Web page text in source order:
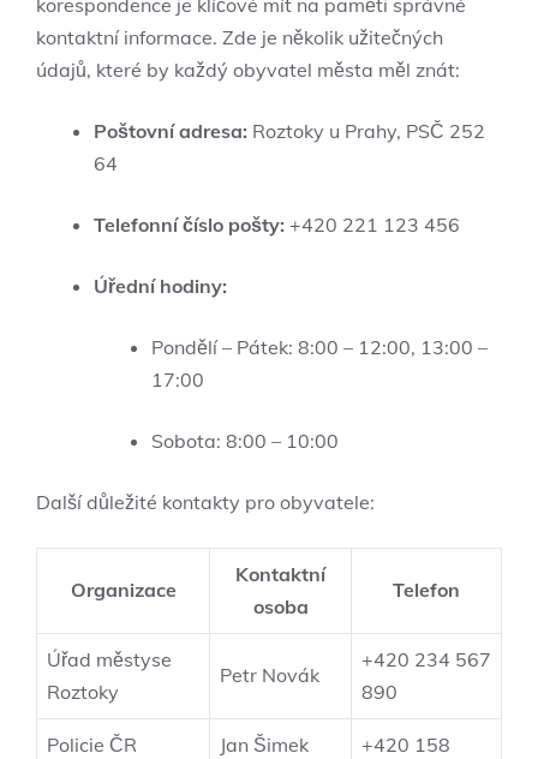
korespondence je ⁣klíčové ‍mít na paměti ‍správné‍
kontaktní⁢ informace. Zde je ‍několik užitečných
údajů, které by každý obyvatel města měl znát:
Poštovní adresa: Roztoky u Prahy,‌ PSČ 252
64
Telefonní číslo ‍pošty: +420 221 123 456
Úřední hodiny:
Pondělí – Pátek: 8:00 – 12:00, ​13:00 –
17:00
Sobota: 8:00‌ – 10:00
Další důležité ⁢kontakty pro obyvatele:
Organizace
Kontaktní
osoba
Telefon
Úřad městyse
Roztoky
Petr Novák
+420 ‌234 567
‌890
Policie ČR Jan Šimek +420 158